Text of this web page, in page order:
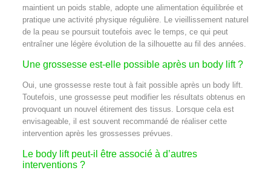
maintient un poids stable, adopte une alimentation équilibrée et
pratique une activité physique régulière. Le vieillissement naturel
de la peau se poursuit toutefois avec le temps, ce qui peut
entraîner une légère évolution de la silhouette au fil des années.
Une grossesse est-elle possible après un body lift ?
Oui, une grossesse reste tout à fait possible après un body lift.
Toutefois, une grossesse peut modifier les résultats obtenus en
provoquant un nouvel étirement des tissus. Lorsque cela est
envisageable, il est souvent recommandé de réaliser cette
intervention après les grossesses prévues.
Le body lift peut-il être associé à d’autres
interventions ?